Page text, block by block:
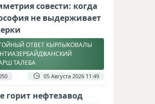
совести: когда
не выдерживает
ОТВЕТ КЫРЛЫКОВАЛЫ
ТАЛЕБА
05 Августа 2026 11:49
горит нефтезавод